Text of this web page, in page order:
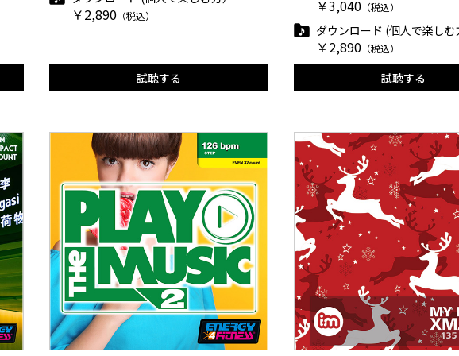
￥2,890 （税込）
試聴する
￥3,040 （税込）
ダウンロード (個人で楽しむ
￥2,890 （税込）
試聴する